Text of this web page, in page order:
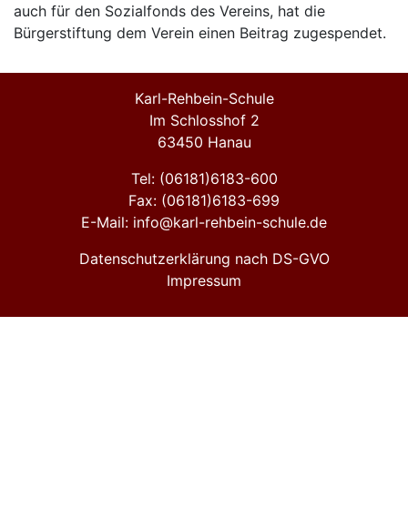
auch für den Sozialfonds des Vereins, hat die
Bürgerstiftung dem Verein einen Beitrag zugespendet.
Karl-Rehbein-Schule
Im Schlosshof 2
63450 Hanau
Tel: (06181)6183-600
Fax: (06181)6183-699
E-Mail: info@karl-rehbein-schule.de
Datenschutzerklärung nach DS-GVO
Impressum